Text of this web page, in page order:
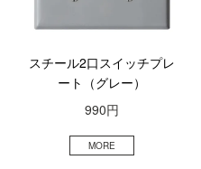
スチール2口スイッチプレ
ート（グレー）
990円